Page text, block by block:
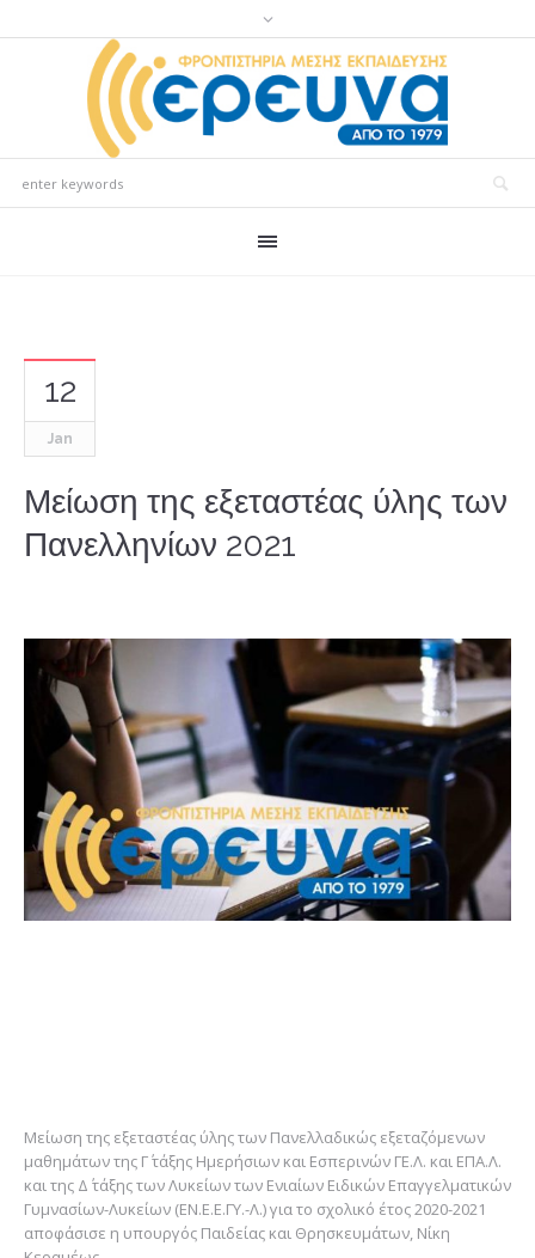
12
Jan
Μείωση της εξεταστέας ύλης των
Πανελληνίων 2021
Μείωση της εξεταστέας ύλης των Πανελλαδικώς εξεταζόμενων
μαθημάτων της Γ΄ τάξης Ημερήσιων και Εσπερινών ΓΕ.Λ. και ΕΠΑ.Λ.
και της Δ΄ τάξης των Λυκείων των Ενιαίων Ειδικών Επαγγελματικών
Γυμνασίων-Λυκείων (ΕΝ.Ε.Ε.ΓΥ.-Λ.) για το σχολικό έτος 2020-2021
αποφάσισε η υπουργός Παιδείας και Θρησκευμάτων, Νίκη